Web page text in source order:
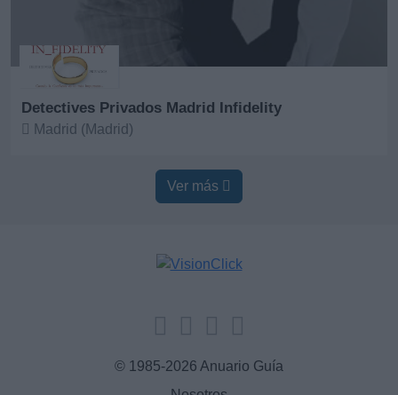
Detectives Privados Madrid Infidelity
Madrid (Madrid)
Ver más
© 1985-2026 Anuario Guía